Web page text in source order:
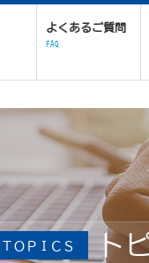
よくあるご質問
FAQ
ＴＯＰＩＣＳ ト